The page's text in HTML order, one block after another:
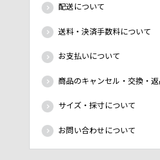
配送について
送料・決済手数料について
お支払いについて
商品のキャンセル・交換・
サイズ・採寸について
お問い合わせについて